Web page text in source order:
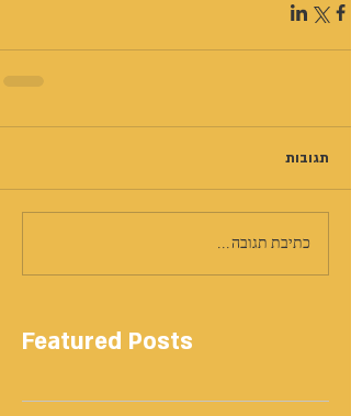
תגובות
כתיבת תגובה...
Featured Posts